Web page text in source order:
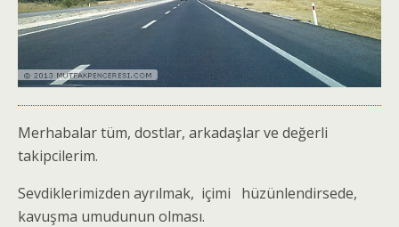
Merhabalar tüm, dostlar, arkadaşlar ve değerli
takipcilerim.
Sevdiklerimizden ayrılmak, içimi hüzünlendirsede,
kavuşma umudunun olması.